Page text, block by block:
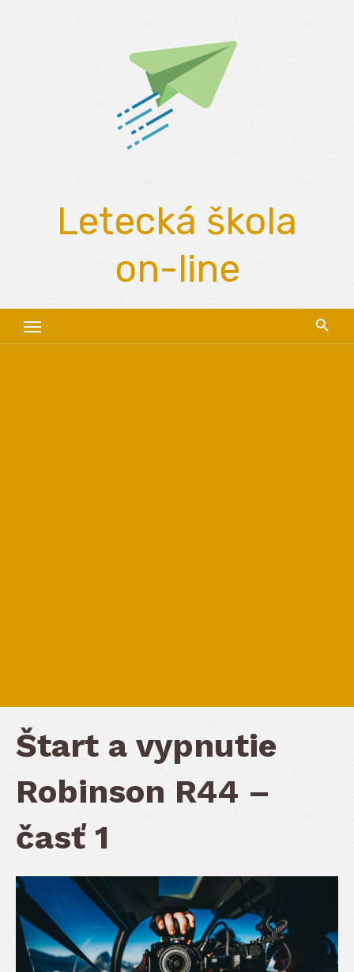
Letecká škola
on-line
Štart a vypnutie
Robinson R44 –
časť 1